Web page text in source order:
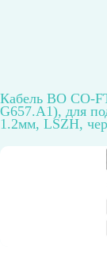
Кабель ВО CO-
G657.A1), для
1.2мм, LSZH,